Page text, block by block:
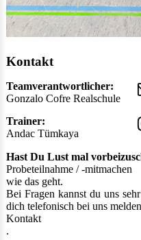
Kontakt
Teamverantwortlicher:
Gonzalo Cofre Realschule
Trainer:
Andac Tümkaya
Hast Du Lust mal
Probeteilnahme / -mitmachen
wie das geht.
Bei Fragen kannst du uns
dich telefonisch bei uns
Kontakt
.